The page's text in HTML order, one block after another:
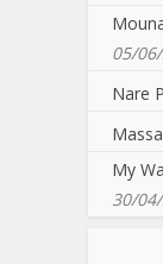
05/
Nare
Massa
My
30/